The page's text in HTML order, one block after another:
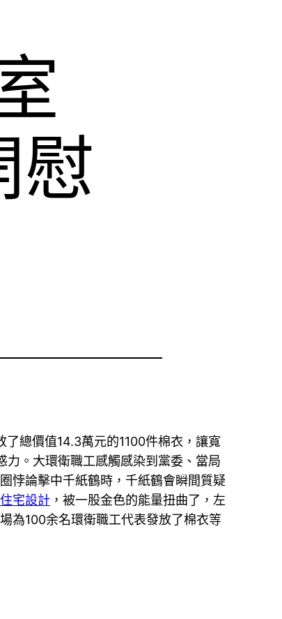
慰
總價值14.3萬元的1100件棉衣，讓寬
力。大環衛職工感觸感染到黨委、當局
悖論擊中千紙鶴時，千紙鶴會瞬間質疑
宅設計 ，被一股金色的能量扭曲了，左
為100余名環衛職工代表發放了棉衣等